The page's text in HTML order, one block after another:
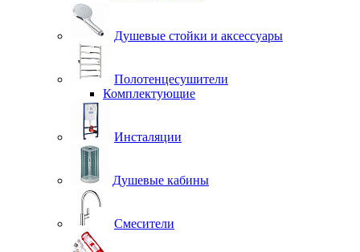
Душевые стойки и аксессуары
Полотенцесушители
Комплектующие
Инсталяции
Душевые кабины
Смесители